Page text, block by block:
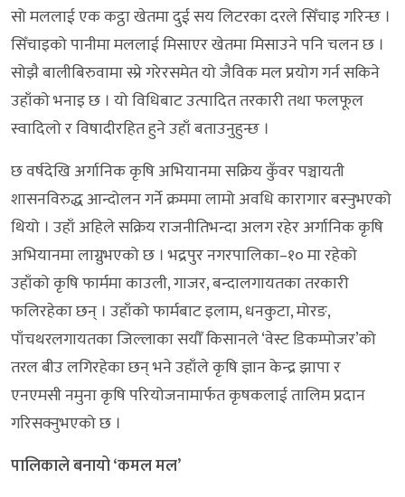
सो मललाई एक कट्ठा खेतमा दुई सय लिटरका दरले सिँचाइ गरिन्छ ।
सिँचाइको पानीमा मललाई मिसाएर खेतमा मिसाउने पनि चलन छ ।
सोझै बालीबिरुवामा स्प्रे गरेरसमेत यो जैविक मल प्रयोग गर्न सकिने
उहाँको भनाइ छ । यो विधिबाट उत्पादित तरकारी तथा फलफूल
स्वादिलो र विषादीरहित हुने उहाँ बताउनुहुन्छ ।
छ वर्षदेखि अर्गानिक कृषि अभियानमा सक्रिय कुँवर पञ्चायती
शासनविरुद्ध आन्दोलन गर्ने क्रममा लामो अवधि कारागार बस्नुभएको
थियो । उहाँ अहिले सक्रिय राजनीतिभन्दा अलग रहेर अर्गानिक कृषि
अभियानमा लाग्नुभएको छ । भद्रपुर नगरपालिका–१० मा रहेको
उहाँको कृषि फार्ममा काउली, गाजर, बन्दालगायतका तरकारी
फलिरहेका छन् । उहाँको फार्मबाट इलाम, धनकुटा, मोरङ,
पाँचथरलगायतका जिल्लाका सयौँ किसानले ‘वेस्ट डिकम्पोजर’को
तरल बीउ लगिरहेका छन् भने उहाँले कृषि ज्ञान केन्द्र झापा र
एनएमसी नमुना कृषि परियोजनामार्फत कृषकलाई तालिम प्रदान
गरिसक्नुभएको छ ।
पालिकाले बनायो ‘कमल मल’